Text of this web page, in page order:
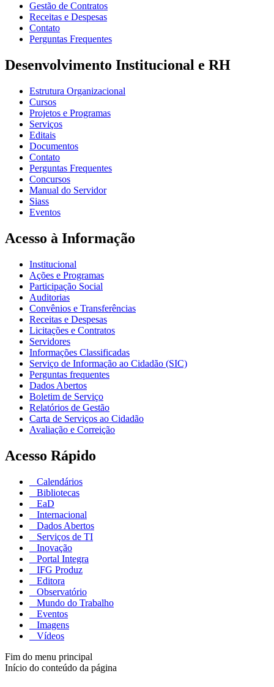
Gestão de Contratos
Receitas e Despesas
Contato
Perguntas Frequentes
Desenvolvimento Institucional e RH
Estrutura Organizacional
Cursos
Projetos e Programas
Serviços
Editais
Documentos
Contato
Perguntas Frequentes
Concursos
Manual do Servidor
Siass
Eventos
Acesso à Informação
Institucional
Ações e Programas
Participação Social
Auditorias
Convênios e Transferências
Receitas e Despesas
Licitações e Contratos
Servidores
Informações Classificadas
Serviço de Informação ao Cidadão (SIC)
Perguntas frequentes
Dados Abertos
Boletim de Serviço
Relatórios de Gestão
Carta de Serviços ao Cidadão
Avaliação e Correição
Acesso Rápido
Calendários
Bibliotecas
EaD
Internacional
Dados Abertos
Serviços de TI
Inovação
Portal Integra
IFG Produz
Editora
Observatório
Mundo do Trabalho
Eventos
Imagens
Vídeos
Fim do menu principal
Início do conteúdo da página